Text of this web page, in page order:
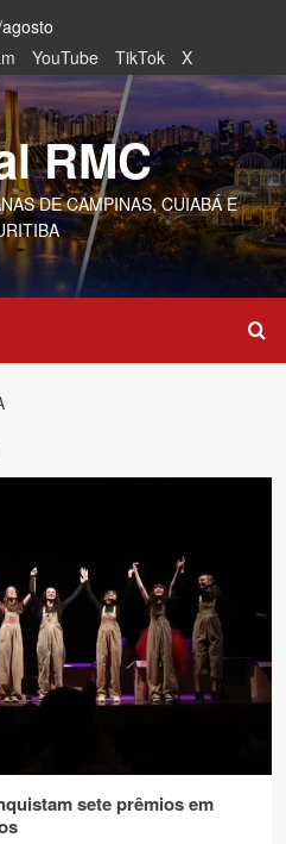
YouTube TikTok X
RMC
DE CAMPINAS, CUIABÁ E
sete prêmios em